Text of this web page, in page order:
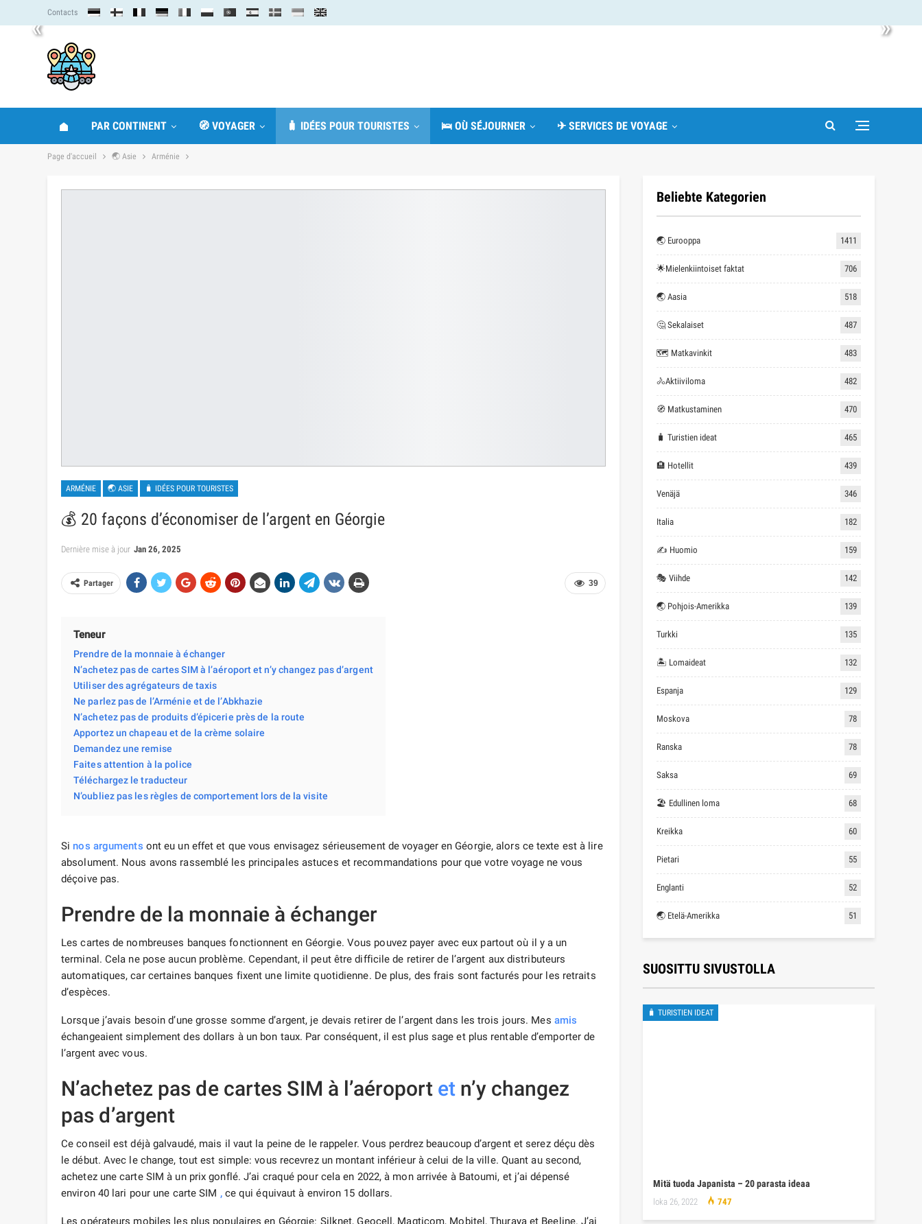
« »
Contacts
PAR CONTINENT 🧭 VOYAGER 🧳 IDÉES POUR TOURISTES 🛌 OÙ SÉJOURNER ✈ SERVICES DE VOYAGE
Page d'accueil 🌏 Asie Arménie
ARMÉNIE 🌏 ASIE 🧳 IDÉES POUR TOURISTES
💰 20 façons d’économiser de l’argent en Géorgie
Dernière mise à jour Jan 26, 2025
39
Partager
Teneur
Prendre de la monnaie à échanger
N’achetez pas de cartes SIM à l’aéroport et n’y changez pas d’argent
Utiliser des agrégateurs de taxis
Ne parlez pas de l’Arménie et de l’Abkhazie
N’achetez pas de produits d’épicerie près de la route
Apportez un chapeau et de la crème solaire
Demandez une remise
Faites attention à la police
Téléchargez le traducteur
N’oubliez pas les règles de comportement lors de la visite
Si nos arguments ont eu un effet et que vous envisagez sérieusement de voyager en Géorgie, alors ce texte est à lire
absolument. Nous avons rassemblé les principales astuces et recommandations pour que votre voyage ne vous
déçoive pas.
Prendre de la monnaie à échanger
Les cartes de nombreuses banques fonctionnent en Géorgie. Vous pouvez payer avec eux partout où il y a un
terminal. Cela ne pose aucun problème. Cependant, il peut être difficile de retirer de l’argent aux distributeurs
automatiques, car certaines banques fixent une limite quotidienne. De plus, des frais sont facturés pour les retraits
d’espèces.
Lorsque j’avais besoin d’une grosse somme d’argent, je devais retirer de l’argent dans les trois jours. Mes amis
échangeaient simplement des dollars à un bon taux. Par conséquent, il est plus sage et plus rentable d’emporter de
l’argent avec vous.
N’achetez pas de cartes SIM à l’aéroport et n’y changez
pas d’argent
Ce conseil est déjà galvaudé, mais il vaut la peine de le rappeler. Vous perdrez beaucoup d’argent et serez déçu dès
le début. Avec le change, tout est simple: vous recevrez un montant inférieur à celui de la ville. Quant au second,
achetez une carte SIM à un prix gonflé. J’ai craqué pour cela en 2022, à mon arrivée à Batoumi, et j’ai dépensé
environ 40 lari pour une carte SIM ,ce qui équivaut à environ 15 dollars.
Beliebte Kategorien
🌏 Eurooppa 1411
🌟Mielenkiintoiset faktat 706
🌏 Aasia 518
🤔 Sekalaiset 487
🗺 Matkavinkit 483
🚴Aktiiviloma 482
🧭 Matkustaminen 470
🧳 Turistien ideat 465
🏨 Hotellit 439
Venäjä 346
Italia 182
✍ Huomio 159
🎭 Viihde 142
🌏 Pohjois-Amerikka 139
Turkki 135
🏝 Lomaideat 132
Espanja 129
Moskova 78
Ranska 78
Saksa 69
🏖 Edullinen loma 68
Kreikka 60
Pietari 55
Englanti 52
🌏 Etelä-Amerikka 51
SUOSITTU SIVUSTOLLA
🧳 TURISTIEN IDEAT
Mitä tuoda Japanista – 20 parasta ideaa
loka 26, 2022 747